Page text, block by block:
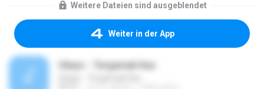
Weitere Dateien sind ausgeblendet
Weiter in der App
Ukays - Tergamak Kau